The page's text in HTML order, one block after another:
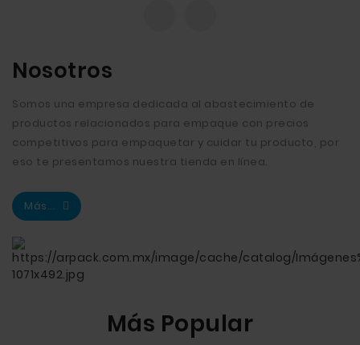
Nosotros
Somos una empresa dedicada al abastecimiento de
productos relacionados para empaque con precios
competitivos para empaquetar y cuidar tu producto, por
eso te presentamos nuestra tienda en línea.
Más...
Más Popular